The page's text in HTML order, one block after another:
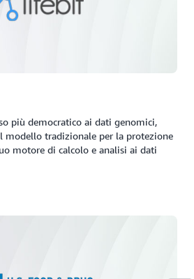
più democratico ai dati genomici,
modello tradizionale per la protezione
motore di calcolo e analisi ai dati